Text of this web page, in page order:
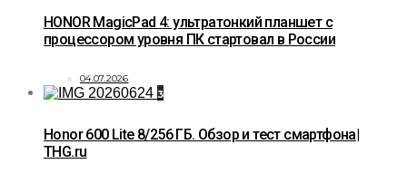
HONOR MagicPad 4: ультратонкий планшет с
процессором уровня ПК стартовал в России
04.07.2026
3
Honor 600 Lite 8/256 ГБ. Обзор и тест смартфона|
THG.ru